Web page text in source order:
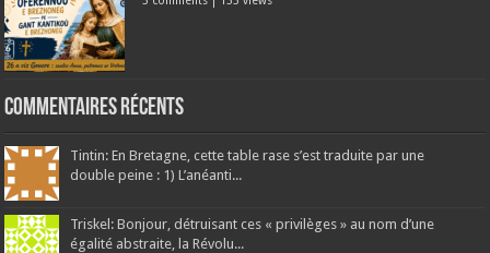
Commentaires récents
Tintin: En Bretagne, cette table rase s’est traduite par une
double peine : 1) L’anéanti...
Triskel: Bonjour, détruisant ces « privilèges » au nom d’une
égalité abstraite, la Révolu...